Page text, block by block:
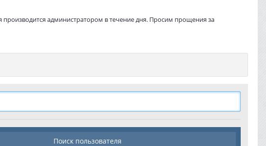
администратором в течение дня. Просим прощения за
Поиск пользователя